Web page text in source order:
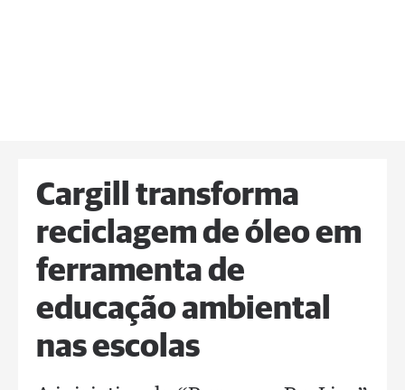
Cargill transforma
reciclagem de óleo em
ferramenta de
educação ambiental
nas escolas